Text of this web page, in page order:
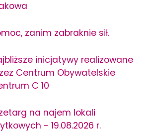
zanim zabraknie sił.
inicjatywy realizowane
Centrum Obywatelskie
C 10
na najem lokali
- 19.08.2026 r.